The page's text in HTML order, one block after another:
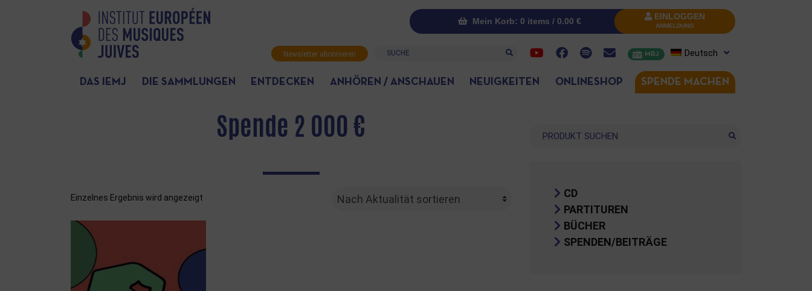
Mein Korb: 0 items / 0.00 € EINLOGGEN
ANMELDUNG
Newsletter abonnieren Suche MRJ Deutsch
DAS IEMJ DIE SAMMLUNGEN ENTDECKEN ANHÖREN / ANSCHAUEN NEUIGKEITEN ONLINESHOP SPENDE MACHEN
Spende 2 000 €
Einzelnes Ergebnis wird angezeigt
Suche
CD
PARTITUREN
BÜCHER
SPENDEN/BEITRÄGE